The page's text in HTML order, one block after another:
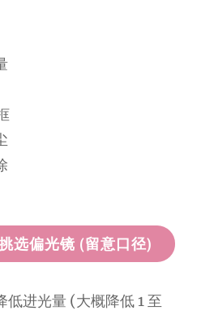
选偏光镜 (留意口径)
低进光量 (大概降低 1 至